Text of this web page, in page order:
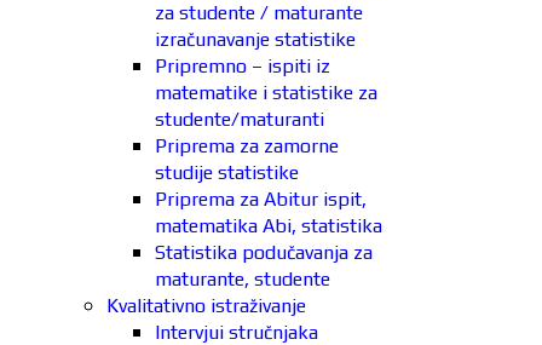
za studente / maturante
izračunavanje statistike
Pripremno – ispiti iz
matematike i statistike za
studente/maturanti
Priprema za zamorne
studije statistike
Priprema za Abitur ispit,
matematika Abi, statistika
Statistika podučavanja za
maturante, studente
Kvalitativno istraživanje
Intervjui stručnjaka